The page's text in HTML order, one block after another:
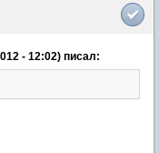
- 12:02) писал: